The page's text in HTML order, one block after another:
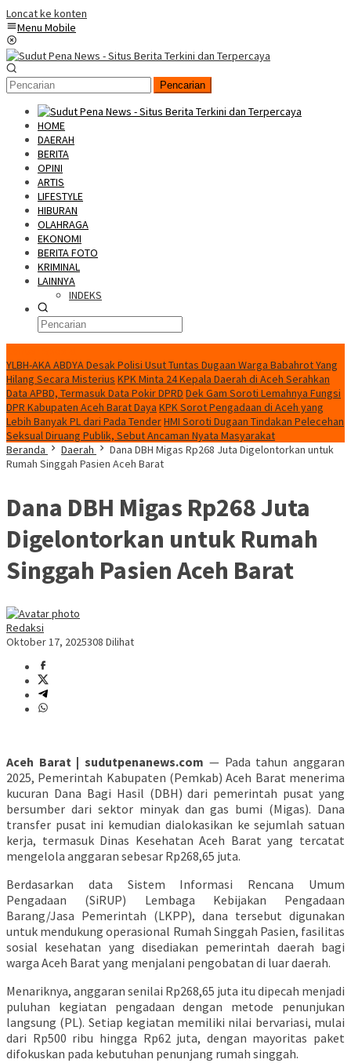
Loncat ke konten
Menu Mobile
Pencarian
HOME
DAERAH
BERITA
OPINI
ARTIS
LIFESTYLE
HIBURAN
OLAHRAGA
EKONOMI
BERITA FOTO
KRIMINAL
LAINNYA
INDEKS
YLBH-AKA ABDYA Desak Polisi Usut Tuntas Dugaan Warga Babahrot Yang
Hilang Secara Misterius KPK Minta 24 Kepala Daerah di Aceh Serahkan
Data APBD, Termasuk Data Pokir DPRD Dek Gam Soroti Lemahnya Fungsi
DPR Kabupaten Aceh Barat Daya KPK Sorot Pengadaan di Aceh yang
Lebih Banyak PL dari Pada TenderHMI Soroti Dugaan Tindakan Pelecehan
Seksual Diruang Publik, Sebut Ancaman Nyata Masyarakat
Beranda
Daerah
Dana DBH Migas Rp268 Juta Digelontorkan untuk
Rumah Singgah Pasien Aceh Barat
Dana DBH Migas Rp268 Juta
Digelontorkan untuk Rumah
Singgah Pasien Aceh Barat
Redaksi
Oktober 17, 2025308 Dilihat
Aceh Barat | sudutpenanews.com — Pada tahun anggaran
2025, Pemerintah Kabupaten (Pemkab) Aceh Barat menerima
kucuran Dana Bagi Hasil (DBH) dari pemerintah pusat yang
bersumber dari sektor minyak dan gas bumi (Migas). Dana
transfer pusat ini kemudian dialokasikan ke sejumlah satuan
kerja, termasuk Dinas Kesehatan Aceh Barat yang tercatat
mengelola anggaran sebesar Rp268,65 juta.
Berdasarkan data Sistem Informasi Rencana Umum
Pengadaan (SiRUP) Lembaga Kebijakan Pengadaan
Barang/Jasa Pemerintah (LKPP), dana tersebut digunakan
untuk mendukung operasional Rumah Singgah Pasien, fasilitas
sosial kesehatan yang disediakan pemerintah daerah bagi
warga Aceh Barat yang menjalani pengobatan di luar daerah.
Menariknya, anggaran senilai Rp268,65 juta itu dipecah menjadi
puluhan kegiatan pengadaan dengan metode penunjukan
langsung (PL). Setiap kegiatan memiliki nilai bervariasi, mulai
dari Rp500 ribu hingga Rp62 juta, dengan mayoritas paket
difokuskan pada kebutuhan penunjang rumah singgah.